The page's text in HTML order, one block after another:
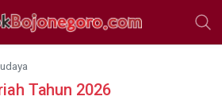
Tahun 2026